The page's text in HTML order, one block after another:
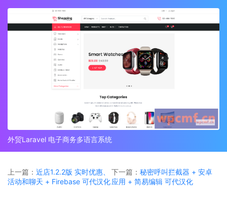
外贸Laravel 电子商务多语言系统
上一篇： 近店1.2.2版 实时优惠、
活动和聊天 + Firebase 可代汉化
下一篇： 秘密呼叫拦截器 + 安卓
应用 + 简易编辑 可代汉化